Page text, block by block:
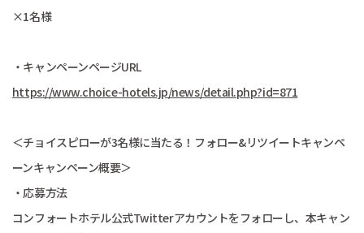
×1名様
・キャンペーンページURL
https://www.choice-hotels.jp/news/detail.php?id=871
＜チョイスピローが3名様に当たる！フォロー&リツイートキャンペ
ーンキャンペーン概要＞
・応募方法
コンフォートホテル公式Twitterアカウントをフォローし、本キャン